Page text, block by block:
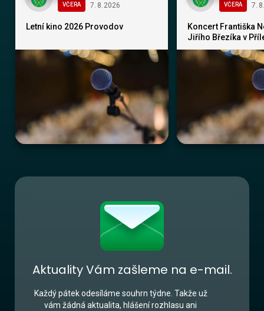
VČERA 7. 8. 2026
Letní kino 2026 Provodov
VČERA 7. 8
Koncert Františka
Jiřího Březíka v
Aktuality Vám zašleme na e-mail.
Každý pátek odesíláme souhrn týdne. Takže už
vám žádná aktualita, hlášení rozhlasu ani